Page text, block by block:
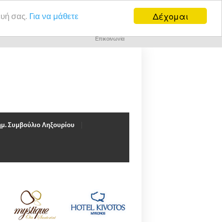
Δέχομαι
σας. Για να μάθετε
Επικοινωνία
Συμβούλιο Ληξουρίου